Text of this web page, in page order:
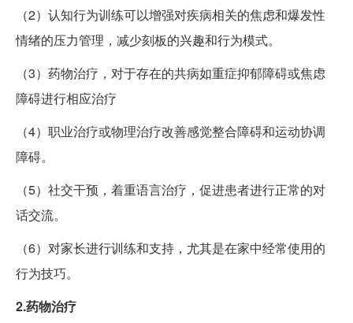
（2）认知行为训练可以增强对疾病相关的焦虑和爆发性
情绪的压力管理，减少刻板的兴趣和行为模式。
（3）药物治疗，对于存在的共病如重症抑郁障碍或焦虑
障碍进行相应治疗
（4）职业治疗或物理治疗改善感觉整合障碍和运动协调
障碍。
（5）社交干预，着重语言治疗，促进患者进行正常的对
话交流。
（6）对家长进行训练和支持，尤其是在家中经常使用的
行为技巧。
2.药物治疗